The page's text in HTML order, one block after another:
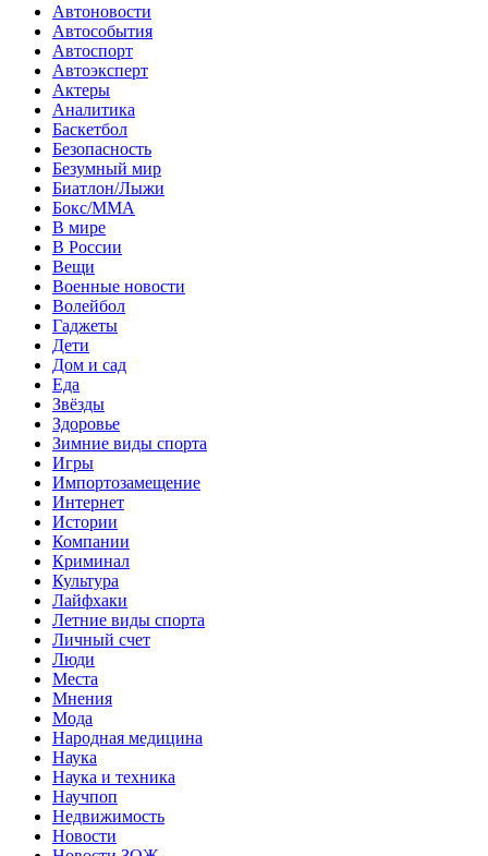
Автоновости
Автособытия
Автоспорт
Автоэксперт
Актеры
Аналитика
Баскетбол
Безопасность
Безумный мир
Биатлон/Лыжи
Бокс/MMA
В мире
В России
Вещи
Военные новости
Волейбол
Гаджеты
Дети
Дом и сад
Еда
Звёзды
Здоровье
Зимние виды спорта
Игры
Импортозамещение
Интернет
Истории
Компании
Криминал
Культура
Лайфхаки
Летние виды спорта
Личный счет
Люди
Места
Мнения
Мода
Народная медицина
Наука
Наука и техника
Научпоп
Недвижимость
Новости